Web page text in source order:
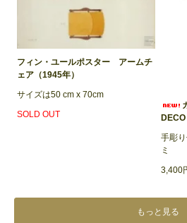
フィン・ユールポスター アームチ
ェア（1945年）
サイズは50 cm x 70cm
SOLD OUT
手彫
ミ
3,400
もっと見る